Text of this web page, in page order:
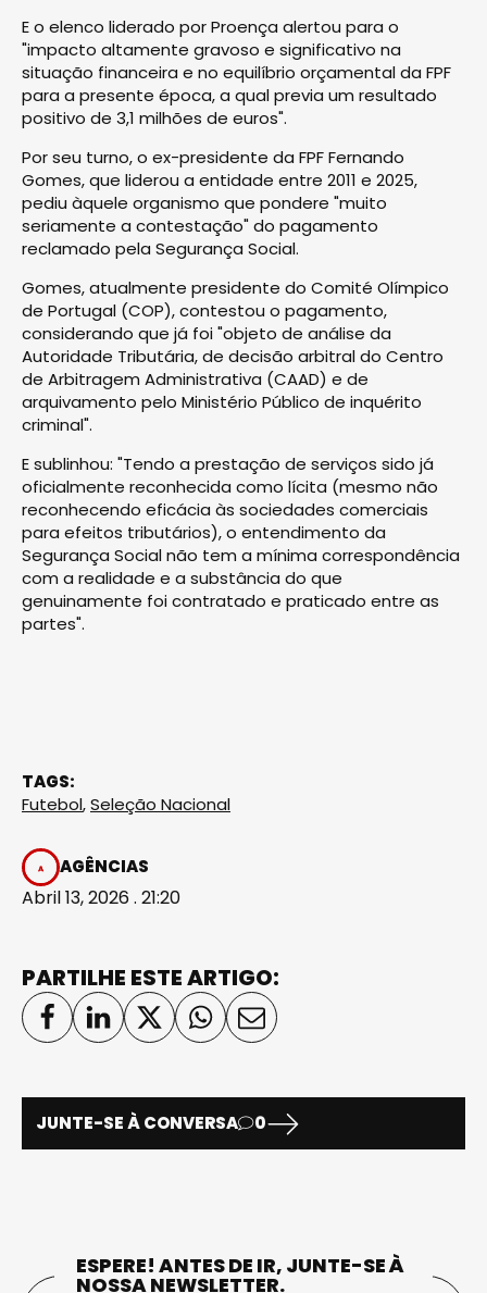
E o elenco liderado por Proença alertou para o
"impacto altamente gravoso e significativo na
situação financeira e no equilíbrio orçamental da FPF
para a presente época, a qual previa um resultado
positivo de 3,1 milhões de euros".
Por seu turno, o ex-presidente da FPF Fernando
Gomes, que liderou a entidade entre 2011 e 2025,
pediu àquele organismo que pondere "muito
seriamente a contestação" do pagamento
reclamado pela Segurança Social.
Gomes, atualmente presidente do Comité Olímpico
de Portugal (COP), contestou o pagamento,
considerando que já foi "objeto de análise da
Autoridade Tributária, de decisão arbitral do Centro
de Arbitragem Administrativa (CAAD) e de
arquivamento pelo Ministério Público de inquérito
criminal".
E sublinhou: "Tendo a prestação de serviços sido já
oficialmente reconhecida como lícita (mesmo não
reconhecendo eficácia às sociedades comerciais
para efeitos tributários), o entendimento da
Segurança Social não tem a mínima correspondência
com a realidade e a substância do que
genuinamente foi contratado e praticado entre as
partes".
TAGS:
Futebol,Seleção Nacional
AGÊNCIAS
Abril 13, 2026 . 21:20
PARTILHE ESTE ARTIGO:
JUNTE-SE À CONVERSA 0
ESPERE! ANTES DE IR, JUNTE-SE À
NOSSA NEWSLETTER.